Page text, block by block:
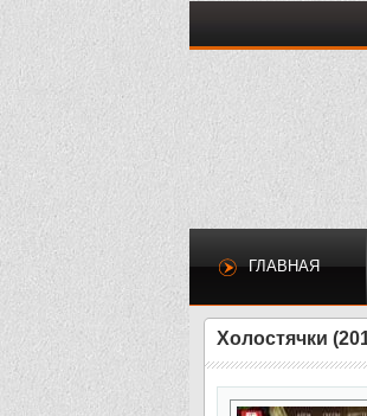
ГЛАВНАЯ
Холостячки